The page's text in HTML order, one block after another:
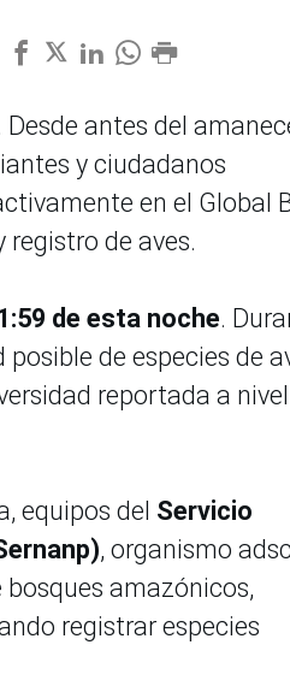
antes del
y ciudadanos
en el Global
de aves.
de esta noche.
de especies de
reportada a nivel
equipos del Servicio
, organismo
bosques amazónicos,
registrar especies